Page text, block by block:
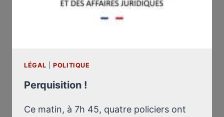
LÉGAL |POLITIQUE
Perquisition !
Ce matin, à 7h 45, quatre policiers ont